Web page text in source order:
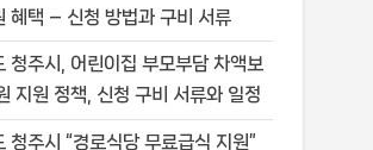
혜택 – 신청 방법과 구비 서류
청주시, 어린이집 부모부담 차액보
지원 정책, 신청 구비 서류와 일정
청주시 “경로식당 무료급식 지원”